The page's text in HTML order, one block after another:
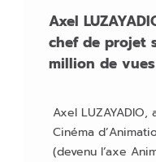
Axel
chef de projet
million de vues
Axel LUZAYADIO,
Cinéma
(devenu l’axe